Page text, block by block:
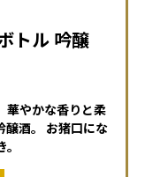
トル 吟醸
華やかな香りと柔
醸酒。 お猪口にな